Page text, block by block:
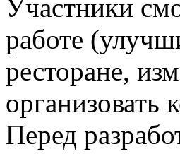
Участники
работе
ресторане,
Перед